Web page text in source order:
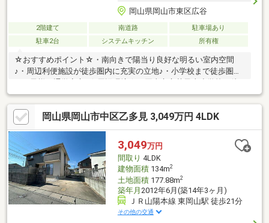
岡山県岡山市東区広谷
2階建て 南道路
駐車場あり
駐車2台
システムキッチン 所有権
☆おすすめポイント☆・南向きで陽当り良好な明るい室内空間
♪・周辺利便施設が徒歩圏内に充実の立地♪・小学校まで徒歩圏内
歩10分(約770m)・岡山市立旭東中学校 徒歩30分(約2380m)・中
国銀行松崎支店 徒歩15分(約1140m)・西大寺広谷郵便局 徒歩
10分(約740m)・ニシナフードバスケット 徒歩10分(約730m)・広
谷第3遊園地 徒歩4分(約310m)☆☆───────────☆☆ 物件
見学予約受付中♪ お問い合わせはお早めに！ TEL：086-238-
7778☆☆───────────☆☆
岡山県岡山市中区乙多見 3,049万円 4LDK
3,049万円
間取り 4LDK
建物面積134m2
土地面積177.88m2
築年月 2012年6月(築14年3ヶ月)
ＪＲ山陽本線 東岡山駅 徒歩21分
その他の交通